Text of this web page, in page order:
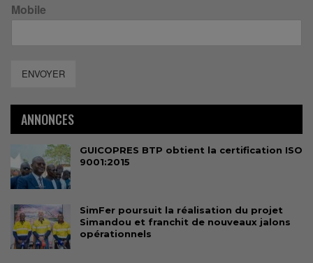
Mobile
ENVOYER
ANNONCES
GUICOPRES BTP obtient la certification ISO
9001:2015
SimFer poursuit la réalisation du projet
Simandou et franchit de nouveaux jalons
opérationnels